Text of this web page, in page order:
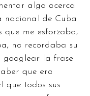
algo acerca
nacional de Cuba
que me esforzaba,
no recordaba su
googlear la frase
que era
que todos sus